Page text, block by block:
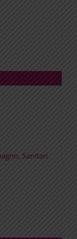
, Sanitari